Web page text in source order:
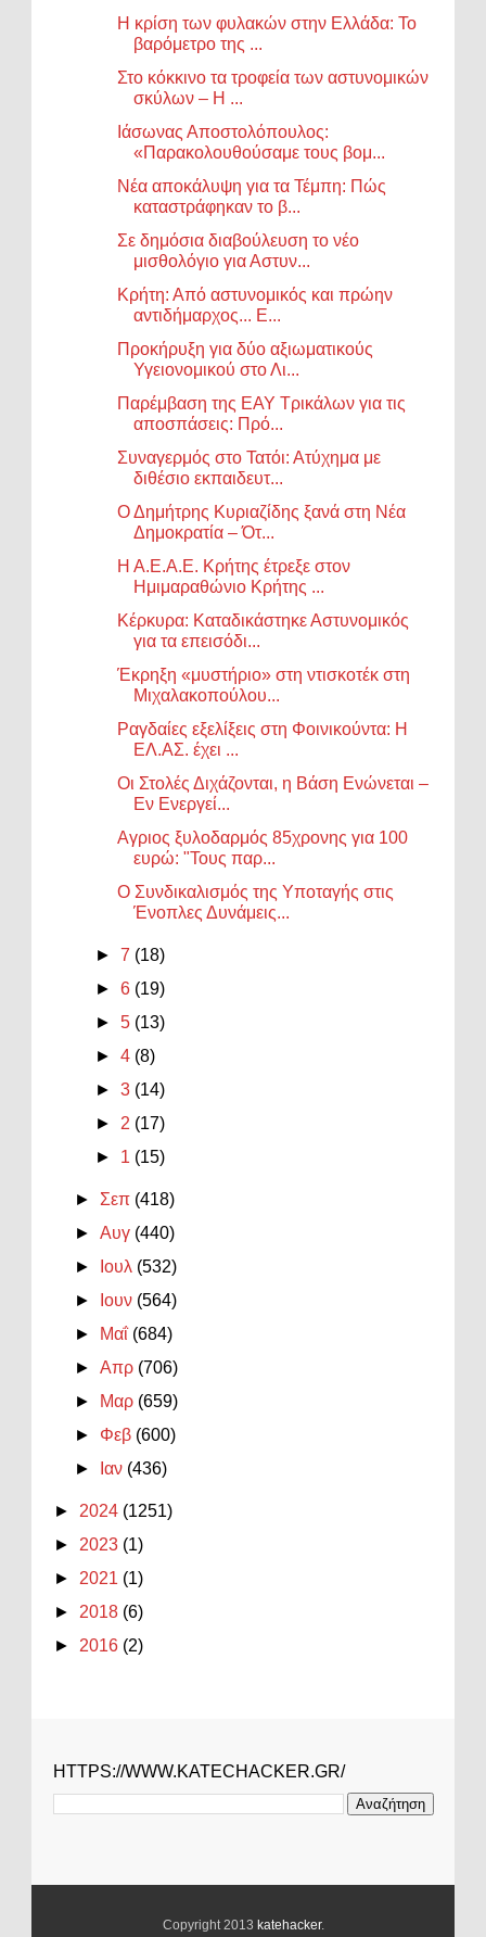
Η κρίση των φυλακών στην Ελλάδα: Το
βαρόμετρο της ...
Στο κόκκινο τα τροφεία των αστυνομικών
σκύλων – Η ...
Ιάσωνας Αποστολόπουλος:
«Παρακολουθούσαμε τους βομ...
Νέα αποκάλυψη για τα Τέμπη: Πώς
καταστράφηκαν το β...
Σε δημόσια διαβούλευση το νέο
μισθολόγιο για Αστυν...
Κρήτη: Από αστυνομικός και πρώην
αντιδήμαρχος... Ε...
Προκήρυξη για δύο αξιωματικούς
Υγειονομικού στο Λι...
Παρέμβαση της ΕΑΥ Τρικάλων για τις
αποσπάσεις: Πρό...
Συναγερμός στο Τατόι: Ατύχημα με
διθέσιο εκπαιδευτ...
Ο Δημήτρης Κυριαζίδης ξανά στη Νέα
Δημοκρατία – Ότ...
Η Α.Ε.Α.Ε. Κρήτης έτρεξε στον
Ημιμαραθώνιο Κρήτης ...
Κέρκυρα: Καταδικάστηκε Αστυνομικός
για τα επεισόδι...
Έκρηξη «μυστήριο» στη ντισκοτέκ στη
Μιχαλακοπούλου...
Ραγδαίες εξελίξεις στη Φοινικούντα: Η
ΕΛ.ΑΣ. έχει ...
Οι Στολές Διχάζονται, η Βάση Ενώνεται –
Εν Ενεργεί...
Αγριος ξυλοδαρμός 85χρονης για 100
ευρώ: "Τους παρ...
Ο Συνδικαλισμός της Υποταγής στις
Ένοπλες Δυνάμεις...
►7 (18)
►6 (19)
►5 (13)
►4 (8)
►3 (14)
► 2 (17)
► 1 (15)
► Σεπ (418)
►Αυγ (440)
►
Ιουλ (532)
►
Ιουν (564)
►
Μαΐ (684)
►Απρ (706)
►
Μαρ (659)
► Φεβ (600)
►
Ιαν (436)
► 2024 (1251)
► 2023 (1)
► 2021 (1)
► 2018 (6)
► 2016 (2)
HTTPS://WWW.KATECHACKER.GR/
Copyright 2013 katehacker.